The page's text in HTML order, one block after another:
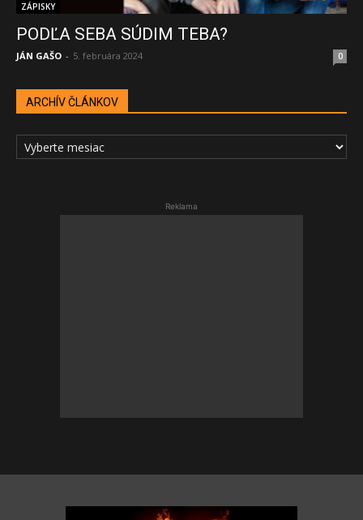
ZÁPISKY
PODĽA SEBA SÚDIM TEBA?
JÁN GAŠO - 5. februára 2024 0
ARCHÍV ČLÁNKOV
ARCHÍV
ČLÁNKOV
Reklama